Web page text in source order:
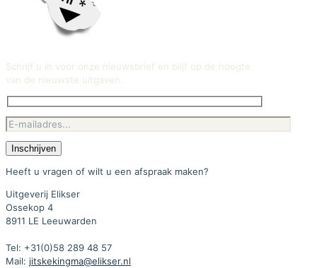
Schrijf u in voor onze nieuwsbrief en blijf op de hoogte
van de nieuwste uitgaven.
Heeft u vragen of wilt u een afspraak maken?
Uitgeverij Elikser
Ossekop 4
8911 LE Leeuwarden
Tel: +31(0)58 289 48 57
Mail: jitskekingma@elikser.nl